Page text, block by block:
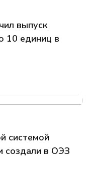
выпуск
10 единиц в
системой
создали в ОЭЗ